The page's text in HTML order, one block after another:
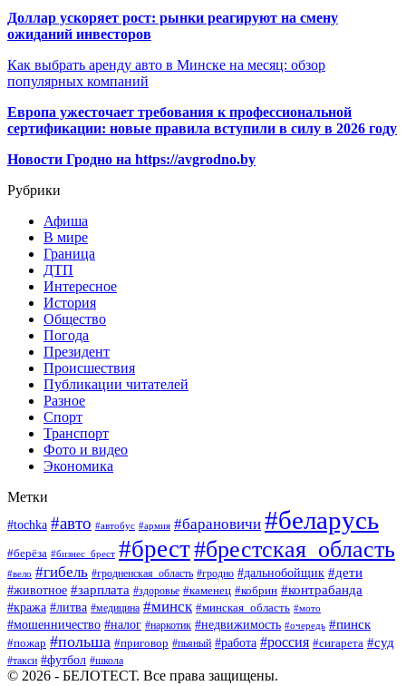
Доллар ускоряет рост: рынки реагируют на смену
ожиданий инвесторов
Как выбрать аренду авто в Минске на месяц: обзор
популярных компаний
Европа ужесточает требования к профессиональной
сертификации: новые правила вступили в силу в 2026 году
Новости Гродно на https://avgrodno.by
Рубрики
Афиша
В мире
Граница
ДТП
Интересное
История
Общество
Погода
Президент
Происшествия
Публикации читателей
Разное
Спорт
Транспорт
Фото и видео
Экономика
Метки
#tochka #авто #автобус #армия #барановичи #беларусь
#берёза #бизнес_брест #брест#брестская_область
#вело #гибель #гродненская_область #гродно #дальнобойщик #дети
#животное #зарплата #здоровье #каменец #кобрин #контрабанда
#кража #литва #медицина #минск #минская_область #мото
#мошенничество #налог #наркотик #недвижимость #очередь #пинск
#пожар #польша #приговор #пьяный #работа #россия #сигарета #суд
#такси #футбол #школа
© 2026 - БЕЛОТЕСТ. Все права защищены.